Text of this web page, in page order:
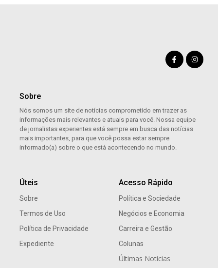
Sobre
Nós somos um site de notícias comprometido em trazer as
informações mais relevantes e atuais para você. Nossa equipe
de jornalistas experientes está sempre em busca das notícias
mais importantes, para que você possa estar sempre
informado(a) sobre o que está acontecendo no mundo.
Úteis
Sobre
Termos de Uso
Política de Privacidade
Expediente
Acesso Rápido
Política e Sociedade
Negócios e Economia
Carreira e Gestão
Colunas
Últimas Notícias